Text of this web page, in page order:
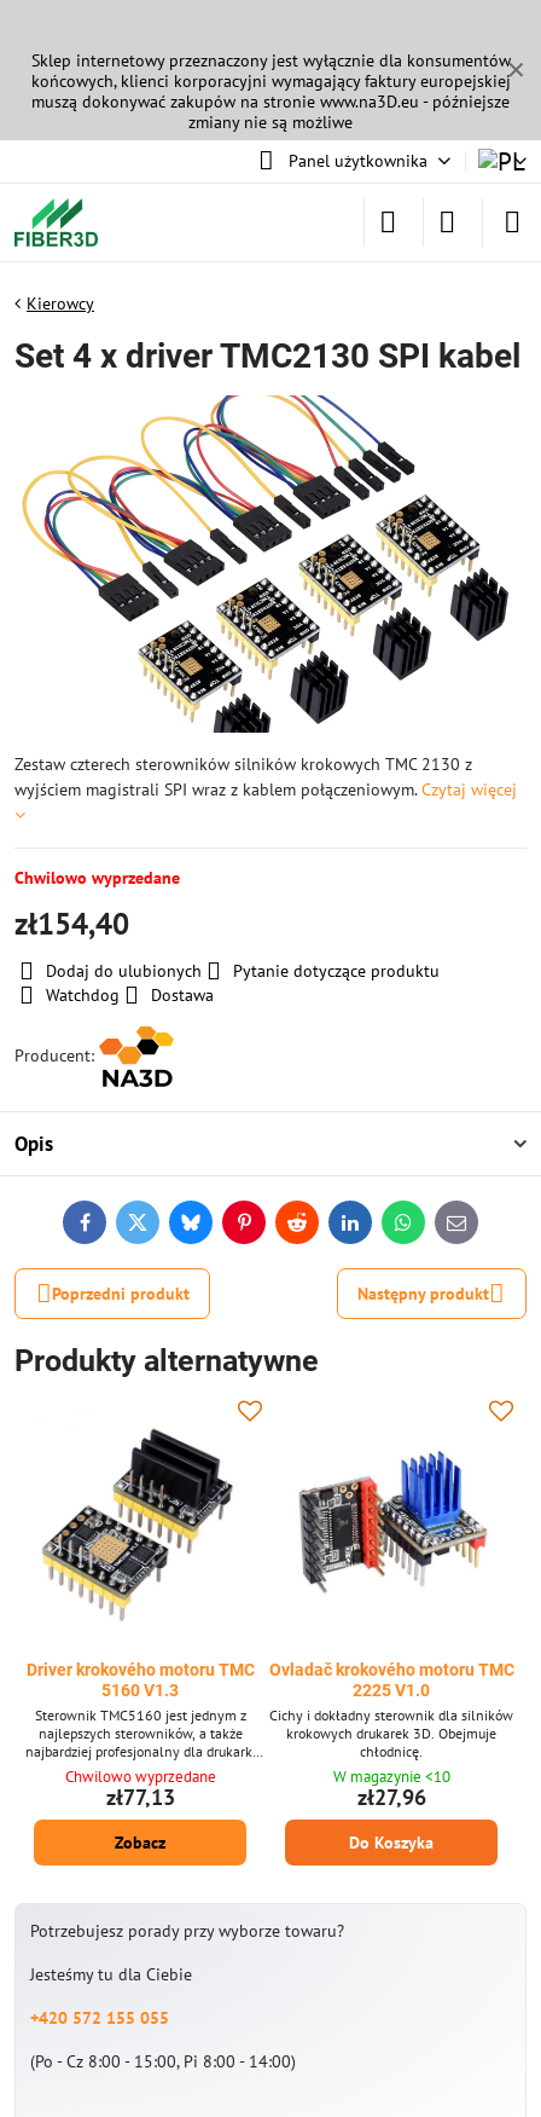
✕
Sklep internetowy przeznaczony jest wyłącznie dla konsumentów
końcowych, klienci korporacyjni wymagający faktury europejskiej
muszą dokonywać zakupów na stronie www.na3D.eu - późniejsze
zmiany nie są możliwe
Panel użytkownika
Kierowcy
Set 4 x driver TMC2130 SPI kabel
Zestaw czterech sterowników silników krokowych TMC 2130 z
wyjściem magistrali SPI wraz z kablem połączeniowym.Czytaj więcej
Chwilowo wyprzedane
zł154,40
Dodaj do ulubionych
Pytanie dotyczące produktu
Watchdog
Dostawa
Producent:
Opis
FacebookTwitterBlueskyPinterestReddit LinkedInWhatsApp
E-
mail
Poprzedni produkt Następny produkt
Produkty alternatywne
Driver krokového motoru TMC
5160 V1.3
Sterownik TMC5160 jest jednym z
najlepszych sterowników, a także
najbardziej profesjonalny dla drukarki
Chwilowo wyprzedane
zł77,13
Zobacz
Ovladač krokového motoru TMC
2225 V1.0
Cichy i dokładny sterownik dla silników
krokowych drukarek 3D. Obejmuje
chłodnicę.
W magazynie <10
zł27,96
Do Koszyka
Potrzebujesz porady przy wyborze towaru?
Jesteśmy tu dla Ciebie
+420 572 155 055
(Po - Cz 8:00 - 15:00, Pi 8:00 - 14:00)